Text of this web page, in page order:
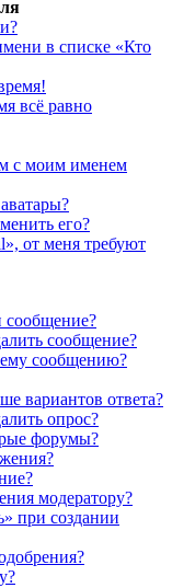
в списке «Кто
всё равно
с моим именем
его?
от меня требуют
сообщение?
сообщение?
сообщению?
вариантов ответа?
опрос?
форумы?
модератору?
при создании